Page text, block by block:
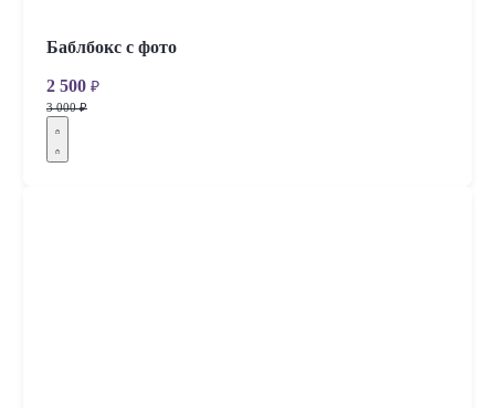
Баблбокс с фото
2 500 ₽
3 000 ₽